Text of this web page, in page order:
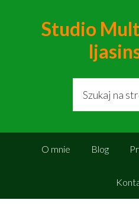
Studio
O mnie Blog